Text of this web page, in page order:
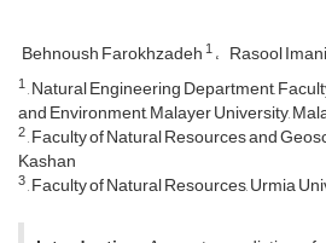
Behnoush Farokhzadeh1 Rasool Imani
1, Natural Engineering Department,
and Environment, Malayer University,
2, Faculty of Natural Resources and
Kashan
3, Faculty of Natural Resources, Urmia